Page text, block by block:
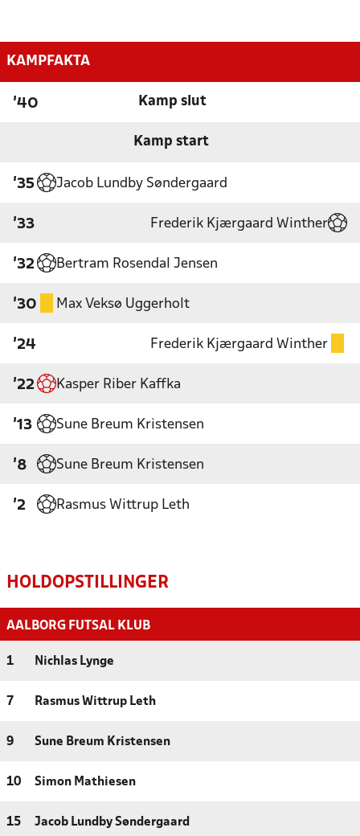
KAMPFAKTA
'40 Kamp slut
Kamp start
'35 Jacob Lundby Søndergaard
'33 Frederik Kjærgaard Winther
'32 Bertram Rosendal Jensen
'30 Max Veksø Uggerholt
'24 Frederik Kjærgaard Winther
'22 Kasper Riber Kaffka
'13 Sune Breum Kristensen
'8 Sune Breum Kristensen
'2 Rasmus Wittrup Leth
HOLDOPSTILLINGER
AALBORG FUTSAL KLUB
1 Nichlas Lynge
7 Rasmus Wittrup Leth
9 Sune Breum Kristensen
10 Simon Mathiesen
15 Jacob Lundby Søndergaard